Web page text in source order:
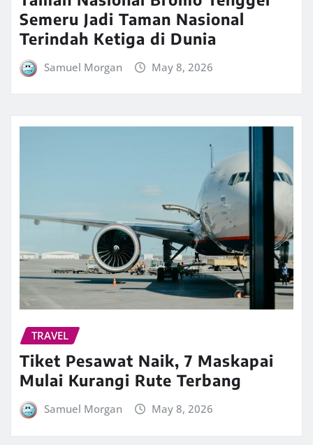
Semeru Jadi Taman Nasional
Terindah Ketiga di Dunia
Samuel Morgan May 8, 2026
TRAVEL
Tiket Pesawat Naik, 7 Maskapai
Mulai Kurangi Rute Terbang
Samuel Morgan May 8, 2026